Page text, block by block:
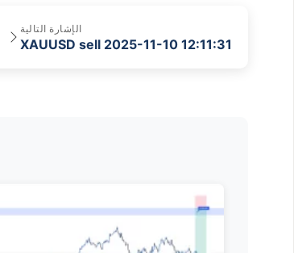
الإشارة التالية
XAUUSD sell 2025-11-10 12:11:31